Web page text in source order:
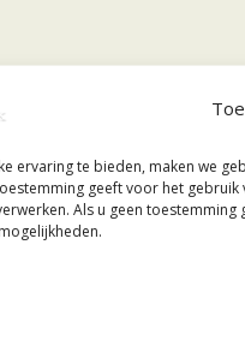
ervaring te bieden, maken we
geeft voor het
Als u geen